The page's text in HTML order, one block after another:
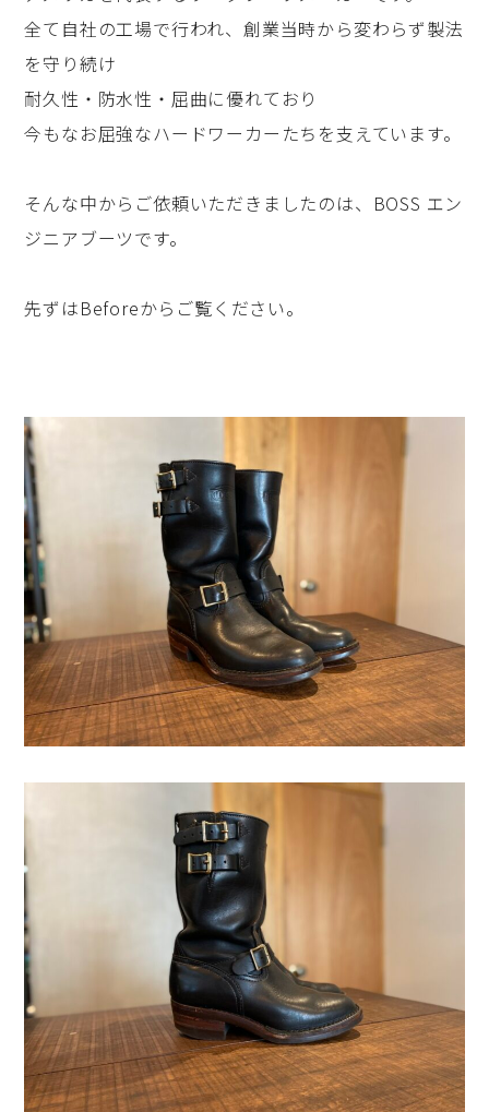
全て自社の工場で行われ、創業当時から変わらず製法
を守り続け
耐久性・防水性・屈曲に優れており
今もなお屈強なハードワーカーたちを支えています。
そんな中からご依頼いただきましたのは、BOSS エン
ジニアブーツです。
先ずはBeforeからご覧ください。